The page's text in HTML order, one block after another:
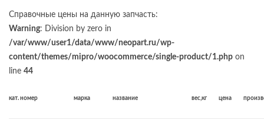
Справочные цены на данную запчасть:
Warning: Division by zero in
/var/www/user1/data/www/neopart.ru/wp-
content/themes/mipro/woocommerce/single-product/1.php on
line 44
кат. номер марка название вес,кг цена